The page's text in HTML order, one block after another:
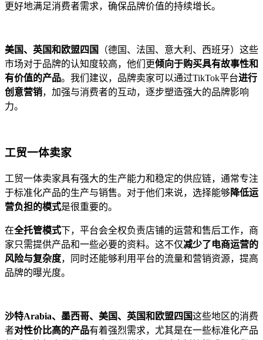
更好地满足消费者需求，确保品牌价值的持续增长。
美国、英国和欧盟四国
（德国、法国、意大利、西班牙）这些
市场对于品牌的认知度较高，他们更倾向于购买具有故事性和
有价值的产品。我们建议，品牌卖家可以通过TikTok平台进行
创意营销，加强与消费者的互动，逐步塑造强大的品牌影响
力。
工贸一体卖家
工贸一体卖家具有强大的生产能力和稳定的供应链，通常专注
于标准化产品的生产与销售。对于他们来说，选择能够降低运
营负担的模式是很重要的。
在全托管模式下，平台会全权负责店铺的运营和售后工作，商
家只需提供产品和一些必要的资料。这不仅减少了电商运营的
风险与复杂度，同时还能够利用平台的流量和营销资源，提高
品牌的曝光度。
沙特Arabia、墨西哥、美国、英国和欧盟四国这些地区的消费
者对性价比高的产品有着强烈需求，尤其是在一些标准化产品